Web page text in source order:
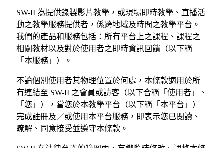
SW-II 為提供錄製影片教學，或現場即時教學、直播活
動之教學服務提供者，係跨地域及時間之教學平台。
我們的產品和服務包括：所有平台上之課程、課程之
相關教材以及對於使用者之即時資訊回饋（以下稱
「本服務」）。
不論個別使用者其物理位置於何處，本條款適用於所
有連結至 SW-II 之會員或訪客（以下合稱「使用者」、
「您」），當您於本教學平台（以下稱「本平台」）
完成註冊及／或使用本平台服務，即表示您已閱讀、
瞭解、同意接受並遵守本條款。